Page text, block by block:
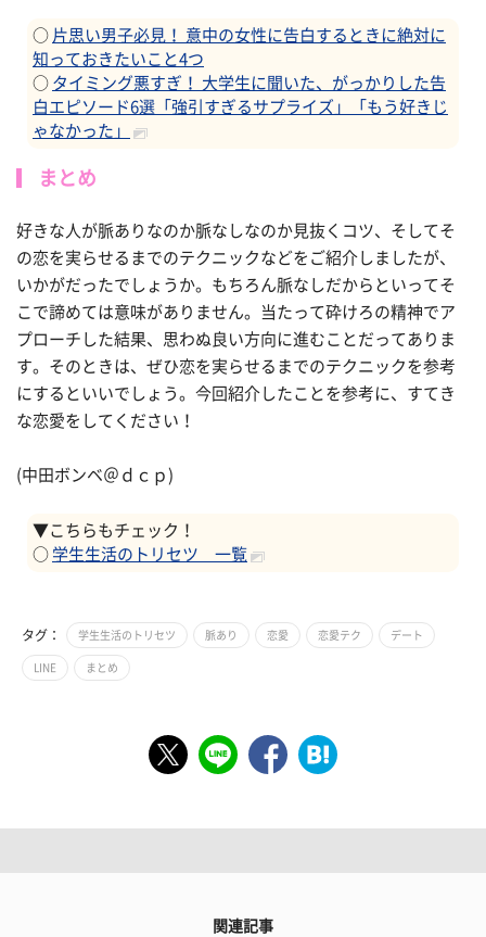
○ 片思い男子必見！ 意中の女性に告白するときに絶対に
知っておきたいこと4つ
○ タイミング悪すぎ！ 大学生に聞いた、がっかりした告
白エピソード6選「強引すぎるサプライズ」「もう好きじ
ゃなかった」
まとめ
好きな人が脈ありなのか脈なしなのか見抜くコツ、そしてそ
の恋を実らせるまでのテクニックなどをご紹介しましたが、
いかがだったでしょうか。もちろん脈なしだからといってそ
こで諦めては意味がありません。当たって砕けろの精神でア
プローチした結果、思わぬ良い方向に進むことだってありま
す。そのときは、ぜひ恋を実らせるまでのテクニックを参考
にするといいでしょう。今回紹介したことを参考に、すてき
な恋愛をしてください！
(中田ボンベ＠ｄｃｐ)
▼こちらもチェック！
○ 学生生活のトリセツ 一覧
タグ： 学生生活のトリセツ 脈あり 恋愛 恋愛テク デート
LINE まとめ
関連記事